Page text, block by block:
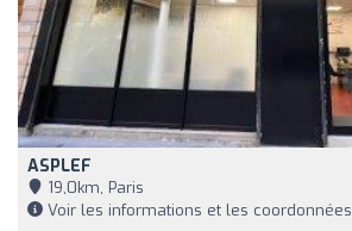
ASPLEF
19,0km, Paris
Voir les informations et les coordonnées